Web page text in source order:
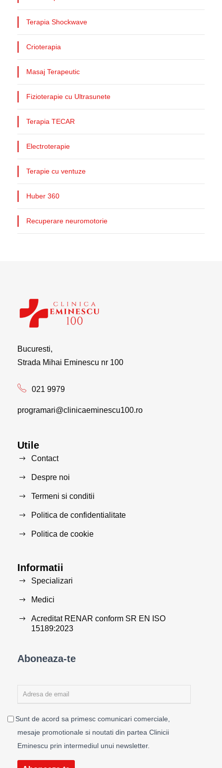
Terapia Shockwave
Crioterapia
Masaj Terapeutic
Fizioterapie cu Ultrasunete
Terapia TECAR
Electroterapie
Terapie cu ventuze
Huber 360
Recuperare neuromotorie
Bucuresti,
Strada Mihai Eminescu nr 100
021 9979
programari@clinicaeminescu100.ro
Utile
Contact
Despre noi
Termeni si conditii
Politica de confidentialitate
Politica de cookie
Informatii
Specializari
Medici
Acreditat RENAR conform SR EN ISO
15189:2023
Aboneaza-te
Sunt de acord sa primesc comunicari comerciale,
mesaje promotionale si noutati din partea Clinicii
Eminescu prin intermediul unui newsletter.